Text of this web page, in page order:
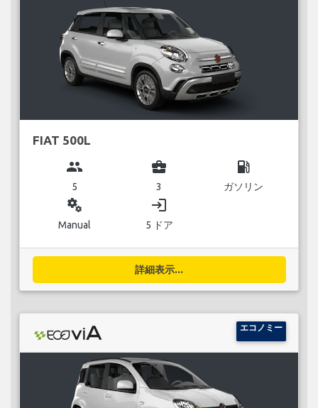
FIAT 500L
group
5
business_center
3
local_gas_station
ガソリン
miscellaneous_services
Manual
login
5 ドア
詳細表示...
エコノミー